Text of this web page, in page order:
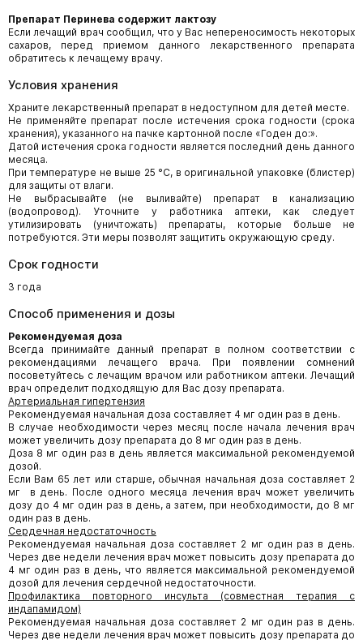
Препарат Перинева содержит лактозу
Если лечащий врач сообщил, что у Вас непереносимость некоторых
сахаров, перед приемом данного лекарственного препарата
обратитесь к лечащему врачу.
Условия хранения
Храните лекарственный препарат в недоступном для детей месте.
Не применяйте препарат после истечения срока годности (срока
хранения), указанного на пачке картонной после «Годен до:».
Датой истечения срока годности является последний день данного
месяца.
При температуре не выше 25 °С, в оригинальной упаковке (блистер)
для защиты от влаги.
Не выбрасывайте (не выливайте) препарат в канализацию
(водопровод). Уточните у работника аптеки, как следует
утилизировать (уничтожать) препараты, которые больше не
потребуются. Эти меры позволят защитить окружающую среду.
Срок годности
3 года
Способ применения и дозы
Рекомендуемая доза
Всегда принимайте данный препарат в полном соответствии с
рекомендациями лечащего врача. При появлении сомнений
посоветуйтесь с лечащим врачом или работником аптеки. Лечащий
врач определит подходящую для Вас дозу препарата.
Артериальная гипертензия
Рекомендуемая начальная доза составляет 4 мг один раз в день.
В случае необходимости через месяц после начала лечения врач
может увеличить дозу препарата до 8 мг один раз в день.
Доза 8 мг один раз в день является максимальной рекомендуемой
дозой.
Если Вам 65 лет или старше, обычная начальная доза составляет 2
мг в день. После одного месяца лечения врач может увеличить
дозу до 4 мг один раз в день, а затем, при необходимости, до 8 мг
один раз в день.
Сердечная недостаточность
Рекомендуемая начальная доза составляет 2 мг один раз в день.
Через две недели лечения врач может повысить дозу препарата до
4 мг один раз в день, что является максимальной рекомендуемой
дозой для лечения сердечной недостаточности.
Профилактика повторного инсульта (совместная терапия с
индапамидом)
Рекомендуемая начальная доза составляет 2 мг один раз в день.
Через две недели лечения врач может повысить дозу препарата до